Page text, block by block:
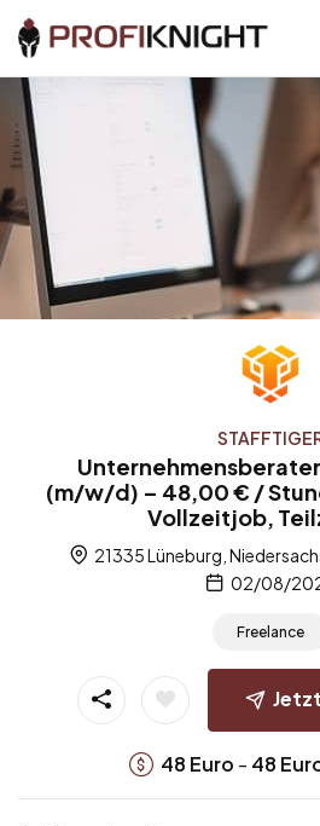
(m/w/d) – 48,00 € /
Vollzeitjob,
21335 Lüneburg,
02/08/
Freelance
48 Euro - 48